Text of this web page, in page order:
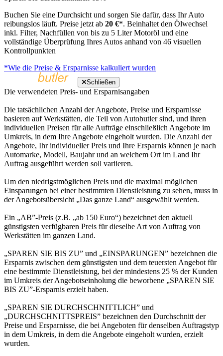
Buchen Sie eine Durchsicht und sorgen Sie dafür, dass Ihr Auto
reibungslos läuft. Preise jetzt ab 20 €*. Beinhaltet den Ölwechsel
inkl. Filter, Nachfüllen von bis zu 5 Liter Motoröl und eine
vollständige Überprüfung Ihres Autos anhand von 46 visuellen
Kontrollpunkten
*Wie die Preise & Ersparnisse kalkuliert wurden
Schließen
Die verwendeten Preis- und Ersparnisangaben
Die tatsächlichen Anzahl der Angebote, Preise und Ersparnisse
basieren auf Werkstätten, die Teil von Autobutler sind, und ihren
individuellen Preisen für alle Aufträge einschließlich Angebote im
Umkreis, in dem Ihre Angebote eingeholt wurden. Die Anzahl der
Angebote, Ihr individueller Preis und Ihre Ersparnis können je nach
Automarke, Modell, Baujahr und an welchem Ort im Land Ihr
Auftrag ausgeführt werden soll variieren.
Um den niedrigstmöglichen Preis und die maximal möglichen
Einsparungen bei einer bestimmten Dienstleistung zu sehen, muss in
der Angebotsübersicht „Das ganze Land“ ausgewählt werden.
Ein „AB”-Preis (z.B. „ab 150 Euro“) bezeichnet den aktuell
günstigsten verfügbaren Preis für dieselbe Art von Auftrag von
Werkstätten im ganzen Land.
„SPAREN SIE BIS ZU” und „EINSPARUNGEN” bezeichnen die
Ersparnis zwischen dem günstigsten und dem teuersten Angebot für
eine bestimmte Dienstleistung, bei der mindestens 25 % der Kunden
im Umkreis der Angebotseinholung die beworbene „SPAREN SIE
BIS ZU”-Ersparnis erzielt haben.
„SPAREN SIE DURCHSCHNITTLICH” und
„DURCHSCHNITTSPREIS” bezeichnen den Durchschnitt der
Preise und Ersparnisse, die bei Angeboten für denselben Auftragstyp
in dem Umkreis, in dem die Angebote eingeholt wurden, erzielt
wurden.